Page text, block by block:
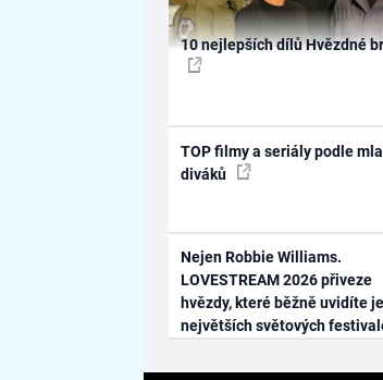
10 nejlepších dílů Hvězdné
TOP filmy a seriály podle
diváků
Nejen Robbie Williams.
LOVESTREAM 2026 přiveze
hvězdy, které běžně uvidíte
největších světových